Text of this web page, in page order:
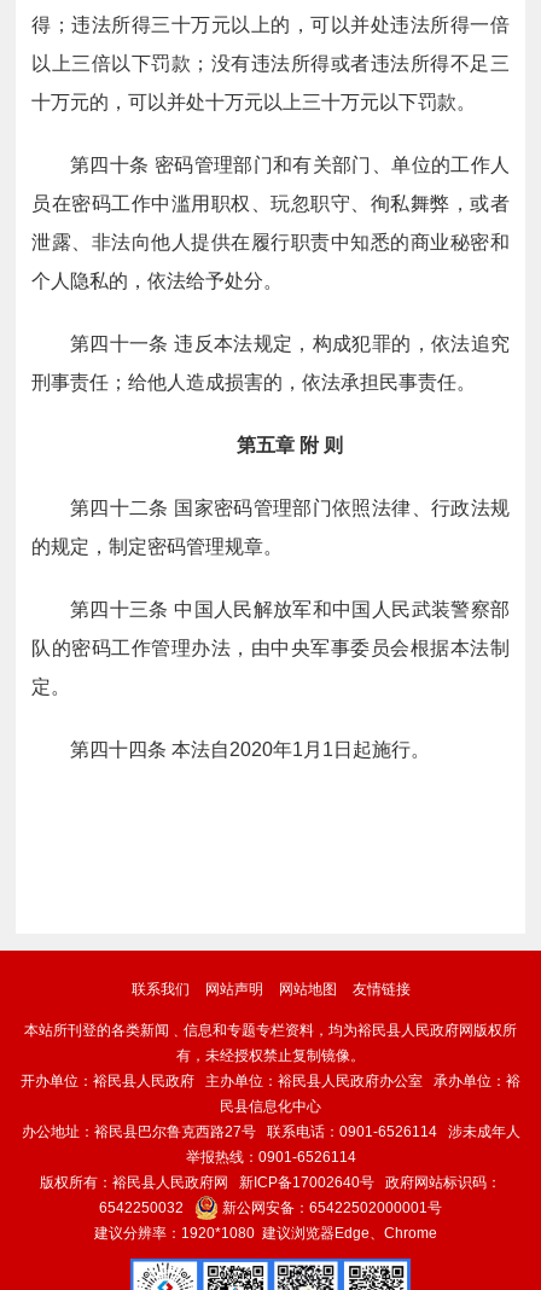
得；违法所得三十万元以上的，可以并处违法所得一倍
以上三倍以下罚款；没有违法所得或者违法所得不足三
十万元的，可以并处十万元以上三十万元以下罚款。
第四十条 密码管理部门和有关部门、单位的工作人
员在密码工作中滥用职权、玩忽职守、徇私舞弊，或者
泄露、非法向他人提供在履行职责中知悉的商业秘密和
个人隐私的，依法给予处分。
第四十一条 违反本法规定，构成犯罪的，依法追究
刑事责任；给他人造成损害的，依法承担民事责任。
第五章 附 则
第四十二条 国家密码管理部门依照法律、行政法规
的规定，制定密码管理规章。
第四十三条 中国人民解放军和中国人民武装警察部
队的密码工作管理办法，由中央军事委员会根据本法制
定。
第四十四条 本法自2020年1 月 1 日起施行。
联系我们 网站声明 网站地图 友情链接
本站所刊登的各类新闻﹑信息和专题专栏资料，均为裕民县人民政府网版权所
有，未经授权禁止复制镜像。
开办单位：裕民县人民政府 主办单位：裕民县人民政府办公室 承办单位：裕
民县信息化中心
办公地址：裕民县巴尔鲁克西路27号 联系电话：0901-6526114 涉未成年人
举报热线：0901-6526114
版权所有：裕民县人民政府网 新ICP备17002640号 政府网站标识码：
6542250032
新公网安备： 65422502000001号
建议分辨率：1920*1080 建议浏览器Edge、Chrome